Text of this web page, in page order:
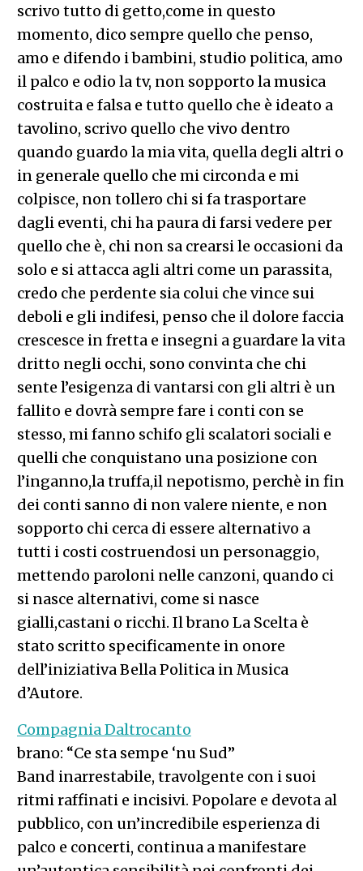
scrivo tutto di getto,come in questo
momento, dico sempre quello che penso,
amo e difendo i bambini, studio politica, amo
il palco e odio la tv, non sopporto la musica
costruita e falsa e tutto quello che è ideato a
tavolino, scrivo quello che vivo dentro
quando guardo la mia vita, quella degli altri o
in generale quello che mi circonda e mi
colpisce, non tollero chi si fa trasportare
dagli eventi, chi ha paura di farsi vedere per
quello che è, chi non sa crearsi le occasioni da
solo e si attacca agli altri come un parassita,
credo che perdente sia colui che vince sui
deboli e gli indifesi, penso che il dolore faccia
crescesce in fretta e insegni a guardare la vita
dritto negli occhi, sono convinta che chi
sente l’esigenza di vantarsi con gli altri è un
fallito e dovrà sempre fare i conti con se
stesso, mi fanno schifo gli scalatori sociali e
quelli che conquistano una posizione con
l’inganno,la truffa,il nepotismo, perchè in fin
dei conti sanno di non valere niente, e non
sopporto chi cerca di essere alternativo a
tutti i costi costruendosi un personaggio,
mettendo paroloni nelle canzoni, quando ci
si nasce alternativi, come si nasce
gialli,castani o ricchi. Il brano La Scelta è
stato scritto specificamente in onore
dell’iniziativa Bella Politica in Musica
d’Autore.
Compagnia Daltrocanto
brano: “Ce sta sempe ‘nu Sud”
Band inarrestabile, travolgente con i suoi
ritmi raffinati e incisivi. Popolare e devota al
pubblico, con un’incredibile esperienza di
palco e concerti, continua a manifestare